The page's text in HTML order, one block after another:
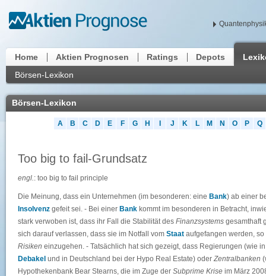
Home Aktien Prognosen Ratings Depots
Börsen-Lexikon
Börsen-Lexikon
A B C D E F G H J K L M N O P Q
Too big to fail-Grundsatz
engl.: too big to fail principle
Die Meinung, dass ein Unternehmen (im besonderen: eine Bank) ab einer
Insolvenz gefeit sei. - Bei einer Bank kommt im besonderen in Betracht,
stark verwoben ist, dass ihr Fall die Stabilität des Finanzsystems gesamthaft
sich darauf verlassen, dass sie im Notfall vom Staat aufgefangen werden,
Risiken einzugehen. - Tatsächlich hat sich gezeigt, dass Regierungen (wie
Debakel und in Deutschland bei der Hypo Real Estate) oder Zentralbanken
Hypothekenbank Bear Stearns, die im Zuge der Subprime Krise im März